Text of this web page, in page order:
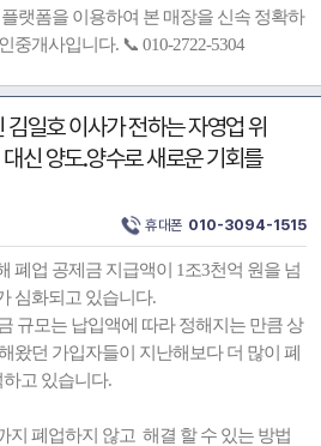
랫폼을 이용하여 본 매장을 신속 정확하
중개사입니다. 📞 010-2722-5304
일호 이사가 전하는 자영업 위
신 양도.양수로 새로운 기회를
휴대폰 010-3094-1515
폐업 공제금 지급액이 1조3천억 원을 넘
심화되고 있습니다.
규모는 납입액에 따라 정해지는 만큼 상
왔던 가입자들이 지난해보다 더 많이 폐
고 있습니다.
지 폐업하지 않고 해결 할 수 있는 방법